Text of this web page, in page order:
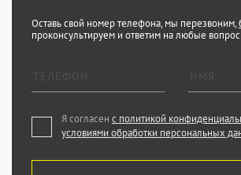
Оставь свой номер телефона, мы перезвоним,
проконсультируем и ответим на любые
Я согласен с политикой
условиями обработки персональных